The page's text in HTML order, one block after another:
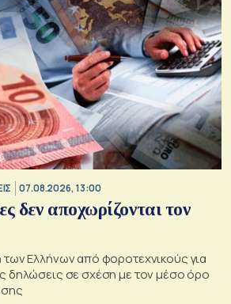
07.08.2026, 13:00
δεν αποχωρίζονται τον
των Ελλήνων από φοροτεχνικούς για
δηλώσεις σε σχέση με τον μέσο όρο